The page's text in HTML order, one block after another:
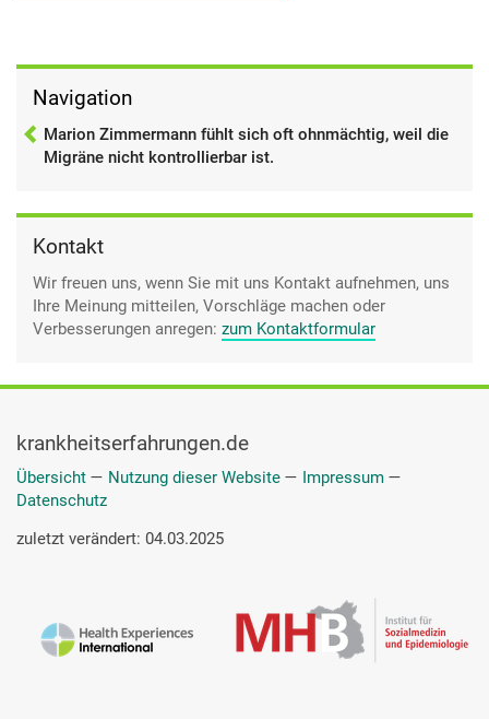
Navigation
Marion Zimmermann fühlt sich oft ohnmächtig, weil die
Migräne nicht kontrollierbar ist.
Kontakt
Wir freuen uns, wenn Sie mit uns Kontakt aufnehmen, uns
Ihre Meinung mitteilen, Vorschläge machen oder
Verbesserungen anregen: zum Kontaktformular
krankheitserfahrungen.de
Übersicht — Nutzung dieser Website — Impressum —
Datenschutz
zuletzt verändert: 04.03.2025